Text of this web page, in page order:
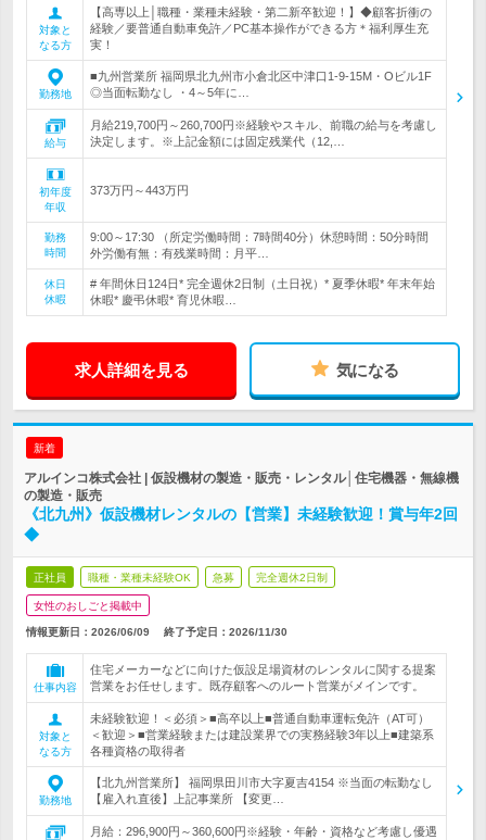
対象と
なる方
【高専以上│職種・業種未経験・第二新卒歓迎！】◆顧客折衝の
経験／要普通自動車免許／PC基本操作ができる方＊福利厚生充
実！
勤務地
■九州営業所 福岡県北九州市小倉北区中津口1-9-15M・Oビル1F
◎当面転勤なし ・4～5年に…
給与
月給219,700円～260,700円※経験やスキル、前職の給与を考慮し
決定します。※上記金額には固定残業代（12,…
初年度
年収
373万円～443万円
勤務
時間
9:00～17:30 （所定労働時間：7時間40分）休憩時間：50分時間
外労働有無：有残業時間：月平…
休日
休暇
# 年間休日124日* 完全週休2日制（土日祝）* 夏季休暇* 年末年始
休暇* 慶弔休暇* 育児休暇…
求人詳細を見る 気になる
新着
アルインコ株式会社 | 仮設機材の製造・販売・レンタル│住宅機器・無線機
の製造・販売
《北九州》仮設機材レンタルの【営業】未経験歓迎！賞与年2回
◆
正社員 職種・業種未経験OK 急募 完全週休2日制
女性のおしごと掲載中
情報更新日：2026/06/09 終了予定日： 2026/11/30
仕事内容
住宅メーカーなどに向けた仮設足場資材のレンタルに関する提案
営業をお任せします。既存顧客へのルート営業がメインです。
対象と
なる方
未経験歓迎！＜必須＞■高卒以上■普通自動車運転免許（AT可）
＜歓迎＞■営業経験または建設業界での実務経験3年以上■建築系
各種資格の取得者
勤務地
【北九州営業所】 福岡県田川市大字夏吉4154 ※当面の転勤なし
【雇入れ直後】上記事業所 【変更…
月給：296,900円～360,600円※経験・年齢・資格など考慮し優遇